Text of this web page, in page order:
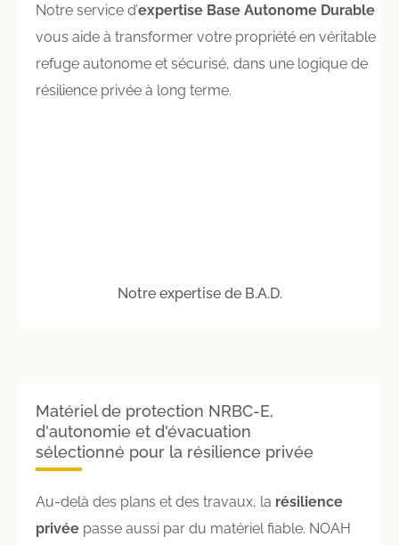
Notre service d’expertise Base Autonome Durable
vous aide à transformer votre propriété en véritable
refuge autonome et sécurisé, dans une logique de
résilience privée à long terme.
Notre expertise de B.A.D.
Matériel de protection NRBC-E,
d'autonomie et d'évacuation
sélectionné pour la résilience privée
Au-delà des plans et des travaux, la résilience
privée passe aussi par du matériel fiable. NOAH